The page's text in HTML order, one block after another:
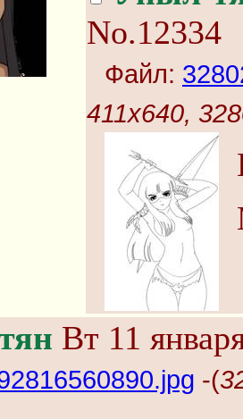
No.12334
Файл:
411x640,
Вт 11
-(